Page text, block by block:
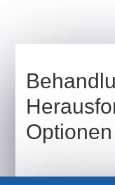
Optionen